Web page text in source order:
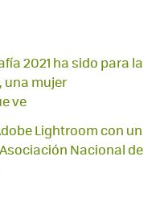
2021 ha sido para la
una mujer
ve
Lightroom con un
Nacional de